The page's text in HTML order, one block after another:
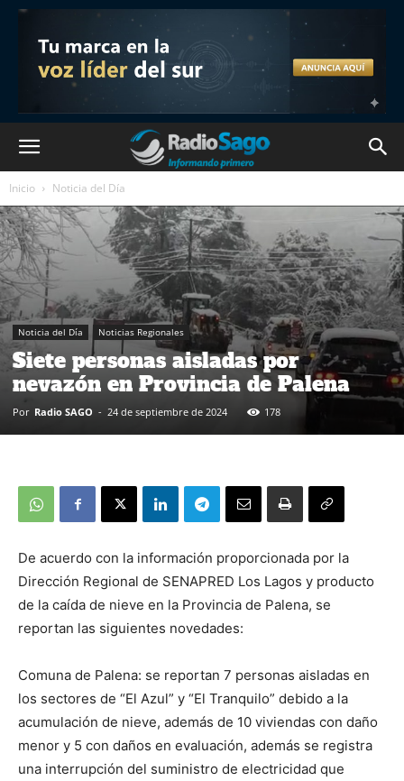
Inicio Noticia del Día
Noticia del Día Noticias Regionales
Siete personas aisladas por
nevazón en Provincia de Palena
Por Radio SAGO - 24 de septiembre de 2024 178
De acuerdo con la información proporcionada por la
Dirección Regional de SENAPRED Los Lagos y producto
de la caída de nieve en la Provincia de Palena, se
reportan las siguientes novedades:
Comuna de Palena: se reportan 7 personas aisladas en
los sectores de “El Azul” y “El Tranquilo” debido a la
acumulación de nieve, además de 10 viviendas con daño
menor y 5 con daños en evaluación, además se registra
una interrupción del suministro de electricidad que